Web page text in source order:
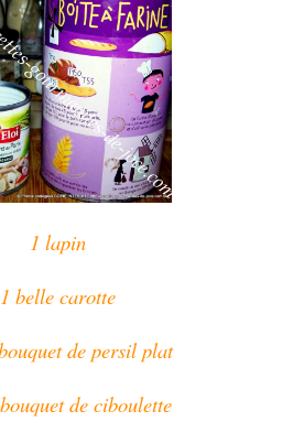
1 lapin
1 belle carotte
de persil plat
de ciboulette